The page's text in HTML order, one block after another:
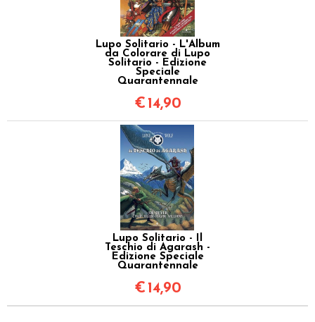
Lupo Solitario - L'Album
da Colorare di Lupo
Solitario - Edizione
Speciale
Quarantennale
€ 14,90
Lupo Solitario - Il
Teschio di Agarash -
Edizione Speciale
Quarantennale
€ 14,90